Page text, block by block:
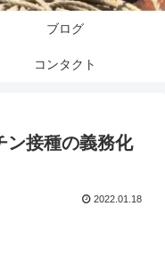
ブログ
コンタクト
ン接種の義務化
2022.01.18